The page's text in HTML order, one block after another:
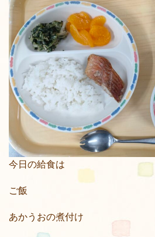
今日の給食は
ご飯
あかうおの煮付け